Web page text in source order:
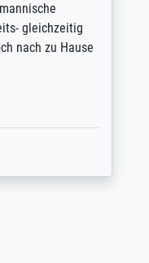
gleichzeitig
zu Hause